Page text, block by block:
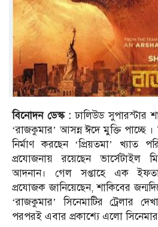
বিনোদন ডেস্ক : ঢালিউড সুপারস্টার
‘রাজকুমার’ আসন্ন ঈদে মুক্তি পাচ্ছে
নির্মাণ করছেন ‘প্রিয়তমা’ খ্যাত
প্রযোজনায় রয়েছেন ভার্সেটাইল
আদনান। গেল সপ্তাহে এক
প্রযোজক জানিয়েছেন, শাকিবের
‘রাজকুমার’ সিনেমাটির ট্রেলার
পরপরই এবার প্রকাশ্যে এলো